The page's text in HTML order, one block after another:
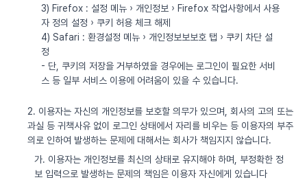
3) Firefox : 설정 메뉴 › 개인정보 › Firefox 작업사항에서 사용
자 정의 설정 › 쿠키 허용 체크 해제
4) Safari : 환경설정 메뉴 › 개인정보보보호 탭 › 쿠키 차단 설
정
- 단, 쿠키의 저장을 거부하였을 경우에는 로그인이 필요한 서비
스 등 일부 서비스 이용에 어려움이 있을 수 있습니다.
2. 이용자는 자신의 개인정보를 보호할 의무가 있으며, 회사의 고의 또는
과실 등 귀책사유 없이 로그인 상태에서 자리를 비우는 등 이용자의 부주
의로 인하여 발생하는 문제에 대해서는 회사가 책임지지 않습니다.
가. 이용자는 개인정보를 최신의 상태로 유지해야 하며, 부정확한 정
보 입력으로 발생하는 문제의 책임은 이용자 자신에게 있습니다